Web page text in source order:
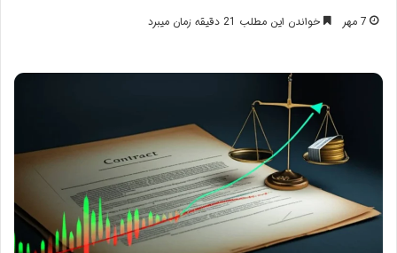
7 مهر خواندن این مطلب 21 دقیقه زمان میبرد